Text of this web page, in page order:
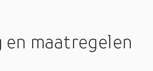
en maatregelen